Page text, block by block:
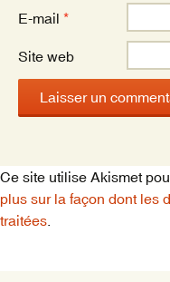
E-mail *
Site web
Ce site utilise Akismet
plus sur la façon dont les
traitées